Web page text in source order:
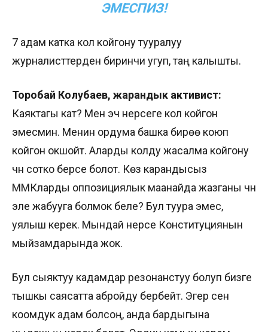
ЭМЕСПИЗ!
7 адам катка кол койгону тууралуу
журналисттерден биринчи угуп, таң калышты.
Торобай Колубаев, жарандык активист:
Каяктагы кат? Мен эч нерсеге кол койгон
эмесмин. Менин ордума башка бирөө коюп
койгон окшойт. Аларды колду жасалма койгону
үчүн сотко берсе болот. Көз карандысыз
ММКларды оппозициялык маанайда жазганы үчүн
эле жабууга болмок беле? Бул туура эмес,
уялыш керек. Мындай нерсе Конституциянын
мыйзамдарында жок.
Бул сыяктуу кадамдар резонанстуу болуп бизге
тышкы саясатта абройду бербейт. Эгер сен
коомдук адам болсоң, анда бардыгына